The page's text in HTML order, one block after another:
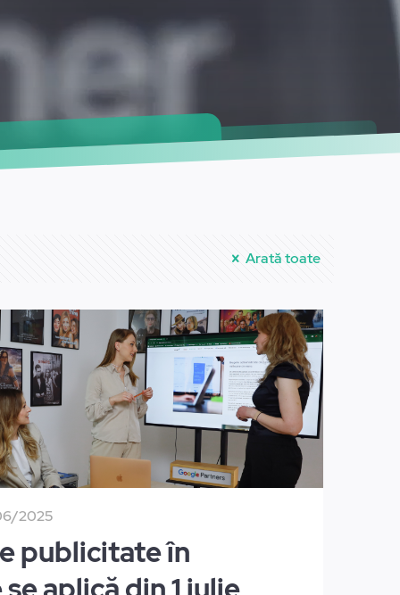
Arată toate
2025
publicitate în